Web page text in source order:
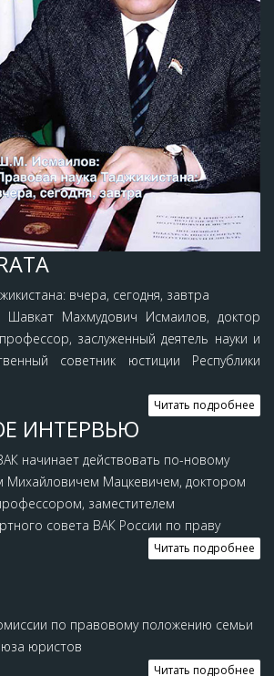
вчера, сегодня, завтра
Махмудович Исмаилов, доктор
заслуженный деятель науки и
советник юстиции Республики
Читать подробнее
ИНТЕРВЬЮ
начинает действовать по-новому
Мацкевичем, доктором
заместителем
совета ВАК России по праву
Читать подробнее
по правовому положению семьи
юристов
Читать подробнее